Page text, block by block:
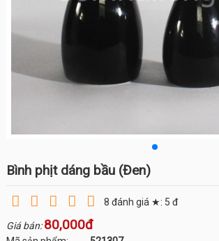
Bình phịt dáng bầu (Đen)
8 đánh giá ★: 5 đ
Giá bán:80,000đ